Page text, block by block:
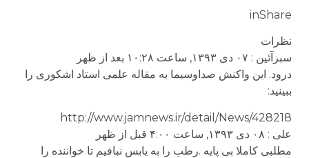
inShare
نظرات
سبزآئین : ۰۷ دی ۱۳۹۳, ساعت ۱۰:۲۸ بعد از ظهر
درود. این واکنش صداوسیما به مقاله علمی استاد اشکوری را
ببینید:
http://www.jamnews.ir/detail/News/428218
علی : ۰۸ دی ۱۳۹۳, ساعت ۴:۰۰ قبل از ظهر
مطلبی کاملا بی پایه .رطب را به یابس نبافیم تا خواننده را